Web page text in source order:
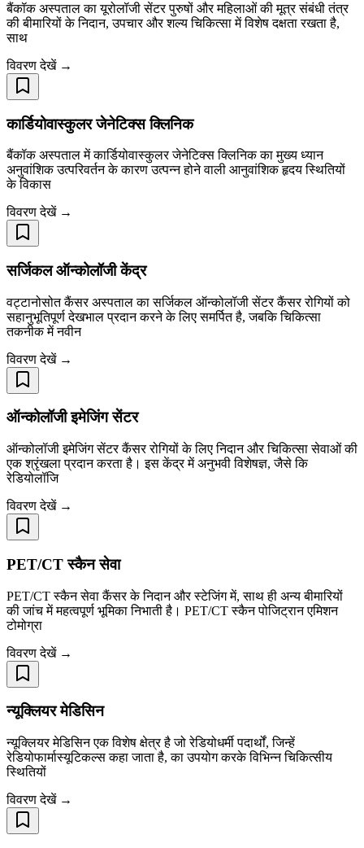
बैंकॉक अस्पताल का यूरोलॉजी सेंटर पुरुषों और महिलाओं की मूत्र संबंधी तंत्र
की बीमारियों के निदान, उपचार और शल्य चिकित्सा में विशेष दक्षता रखता है,
साथ
विवरण देखें →
कार्डियोवास्कुलर जेनेटिक्स क्लिनिक
बैंकॉक अस्पताल में कार्डियोवास्कुलर जेनेटिक्स क्लिनिक का मुख्य ध्यान
अनुवांशिक उत्परिवर्तन के कारण उत्पन्न होने वाली आनुवांशिक हृदय स्थितियों
के विकास
विवरण देखें →
सर्जिकल ऑन्कोलॉजी केंद्र
वट्टानोसोत कैंसर अस्पताल का सर्जिकल ऑन्कोलॉजी सेंटर कैंसर रोगियों को
सहानुभूतिपूर्ण देखभाल प्रदान करने के लिए समर्पित है, जबकि चिकित्सा
तकनीक में नवीन
विवरण देखें →
ऑन्कोलॉजी इमेजिंग सेंटर
ऑन्कोलॉजी इमेजिंग सेंटर कैंसर रोगियों के लिए निदान और चिकित्सा सेवाओं की
एक श्रृंखला प्रदान करता है। इस केंद्र में अनुभवी विशेषज्ञ, जैसे कि
रेडियोलॉजि
विवरण देखें →
PET/CT स्कैन सेवा
PET/CT स्कैन सेवा कैंसर के निदान और स्टेजिंग में, साथ ही अन्य बीमारियों
की जांच में महत्वपूर्ण भूमिका निभाती है। PET/CT स्कैन पोजिट्रान एमिशन
टोमोग्रा
विवरण देखें →
न्यूक्लियर मेडिसिन
न्यूक्लियर मेडिसिन एक विशेष क्षेत्र है जो रेडियोधर्मी पदार्थों, जिन्हें
रेडियोफार्मास्यूटिकल्स कहा जाता है, का उपयोग करके विभिन्न चिकित्सीय
स्थितियों
विवरण देखें →